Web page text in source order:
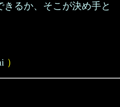
きるか、そこが決め手と
）